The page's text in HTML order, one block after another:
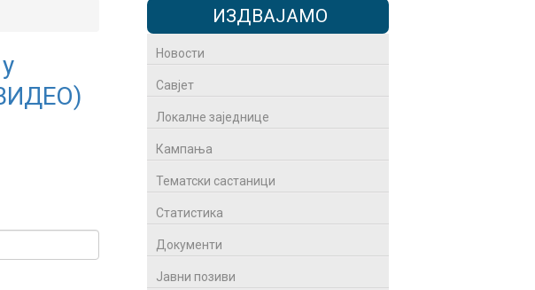
ИЗДВАЈАМО
Новости
Савјет
Локалне заједнице
Кампања
Тематски састаници
Статистика
Документи
Јавни позиви